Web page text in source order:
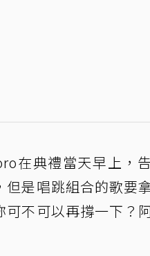
在典禮當天早上，
是唱跳組合的歌要
不可以再撐一下？